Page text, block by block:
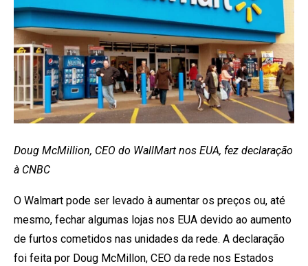
Doug McMillion, CEO do WallMart nos EUA, fez declaração
à CNBC
O Walmart pode ser levado à aumentar os preços ou, até
mesmo, fechar algumas lojas nos EUA devido ao aumento
de furtos cometidos nas unidades da rede. A declaração
foi feita por Doug McMillon, CEO da rede nos Estados